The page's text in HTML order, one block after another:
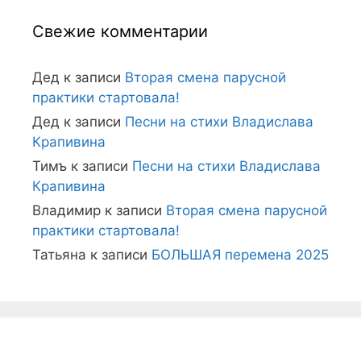
Свежие комментарии
Дед к записи Вторая смена парусной
практики стартовала!
Дед к записи Песни на стихи Владислава
Крапивина
Тимъ к записи Песни на стихи Владислава
Крапивина
Владимир к записи Вторая смена парусной
практики стартовала!
Татьяна к записи БОЛЬШАЯ перемена 2025